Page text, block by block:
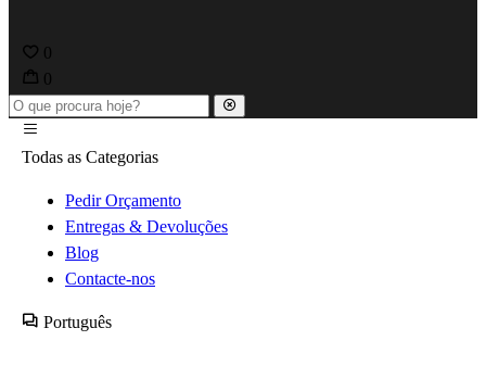
0
0
Todas as Categorias
Pedir Orçamento
Entregas & Devoluções
Blog
Contacte-nos
Português